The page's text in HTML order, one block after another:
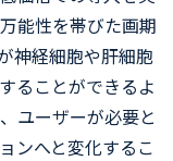
能性を帯びた画期
神経細胞や肝細胞
ることができるよ
ユーザーが必要と
ンへと変化するこ